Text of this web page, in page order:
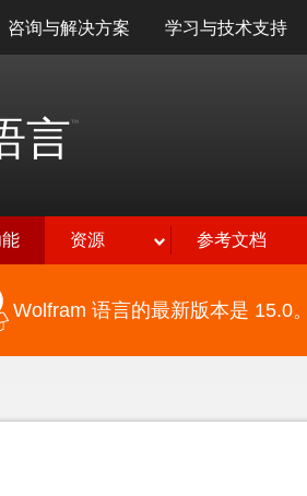
咨询与解决方案 学习与技术支持
言™
资源 参考文档
Wolfram 语言的最新版本是 15.0。